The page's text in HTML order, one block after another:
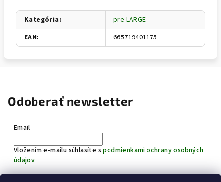
Kategória:
pre LARGE
EAN: 665719401175
Odoberať newsletter
Email
Vložením e-mailu súhlasíte spodmienkami ochrany osobných
údajov